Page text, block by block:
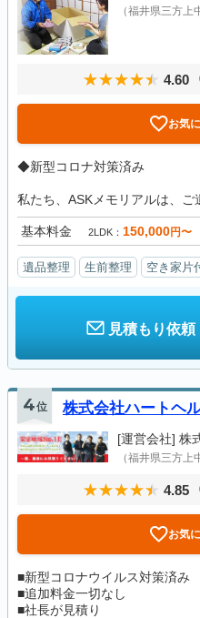
（福井県三方上
4.60
お気
◆新型コロナ対策済み
私たち、ASKメモリアルは、ご
基本料金 2LDK 150,000円〜
遺品整理 生前整理 空き家片
見積もり依頼
4位 株式会社ハートヘ
[運営会社] 株
（福井県三方上
4.85
お気
■新型コロナウイルス対策済み
■追加料金一切なし
■社長が見積り